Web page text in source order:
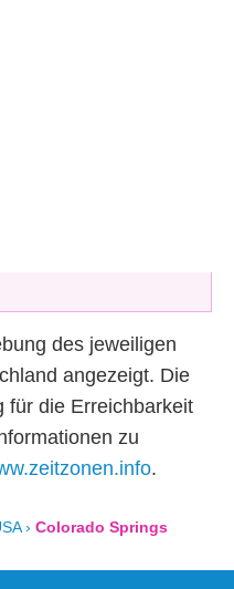
des jeweiligen
angezeigt. Die
für die Erreichbarkeit
zu
.
› Colorado Springs